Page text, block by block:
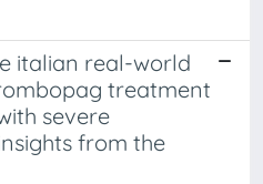
italian real-world
treatment
severe
from the